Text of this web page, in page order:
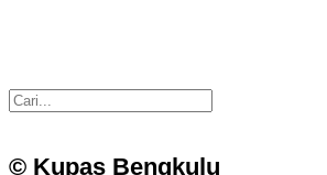
© Kupas Bengkulu